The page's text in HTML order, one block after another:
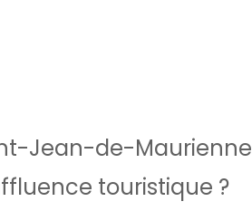
Jean-de-Maurienne
touristique ?